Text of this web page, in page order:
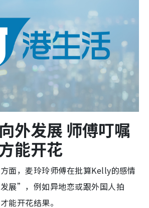
外发展 师傅叮嘱
能开花
面，麦玲玲师傅在批算Kelly的感情
展”，例如异地恋或跟外国人拍
能开花结果。